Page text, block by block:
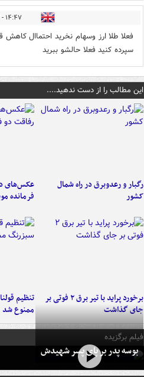
۱۴:۴۷ - ۱۳۹۹/۰۲/۱۲
فعلا طلا ارز وسهام نخرید احتماال
سپرده کنید فعلا حالشو ببرید
این مطالب را از دست ندهید....
رگبار و رعدوبرق در راه شمال
کشور
عکس‌های
فرمانده‌
برخورد پراید با تیر برق ۲ فوتی بر
جای گذاشت
تنظیم
ممنوع شد
فیلم برگزیده
بوسه‌ پدر بر پای پسر شهیدش